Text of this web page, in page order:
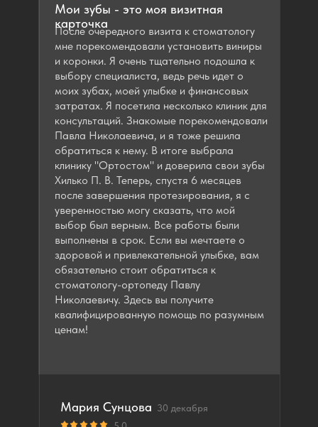
Мои зубы - это моя визитная
карточка
После очередного визита к стоматологу
мне порекомендовали установить виниры
и коронки. Я очень тщательно подошла к
выбору специалиста, ведь речь идет о
моих зубах, моей улыбке и финансовых
затратах. Я посетила несколько клиник для
консультаций. Знакомые порекомендовали
Павла Николаевича, и я тоже решила
обратиться к нему. В итоге выбрала
клинику "Ортостом" и доверила свои зубы
Хилько П. В. Теперь, спустя 6 месяцев
после завершения протезирования, я с
уверенностью могу сказать, что мой
выбор был верным. Все работы были
выполнены в срок. Если вы мечтаете о
здоровой и привлекательной улыбке, вам
обязательно стоит обратиться к
стоматологу-ортопеду Павлу
Николаевичу. Здесь вы получите
квалифицированную помощь по разумным
ценам!
Мария Сунцова 30 декабря